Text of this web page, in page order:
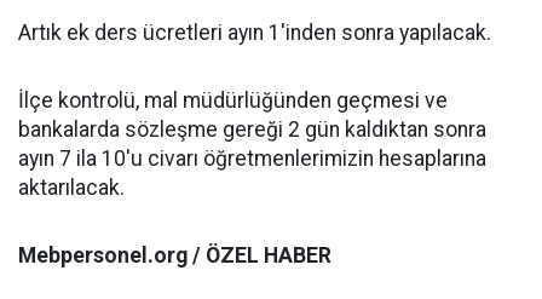
Artık ek ders ücretleri ayın 1'inden sonra yapılacak.
İlçe kontrolü, mal müdürlüğünden geçmesi ve
bankalarda sözleşme gereği 2 gün kaldıktan sonra
ayın 7 ila 10'u civarı öğretmenlerimizin hesaplarına
aktarılacak.
Mebpersonel.org / ÖZEL HABER